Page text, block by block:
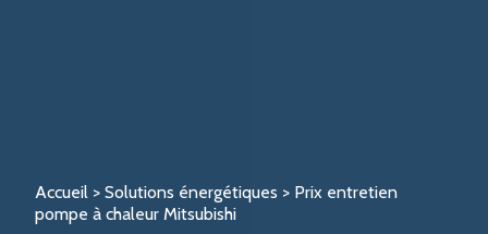
Accueil > Solutions énergétiques > Prix entretien
pompe à chaleur Mitsubishi